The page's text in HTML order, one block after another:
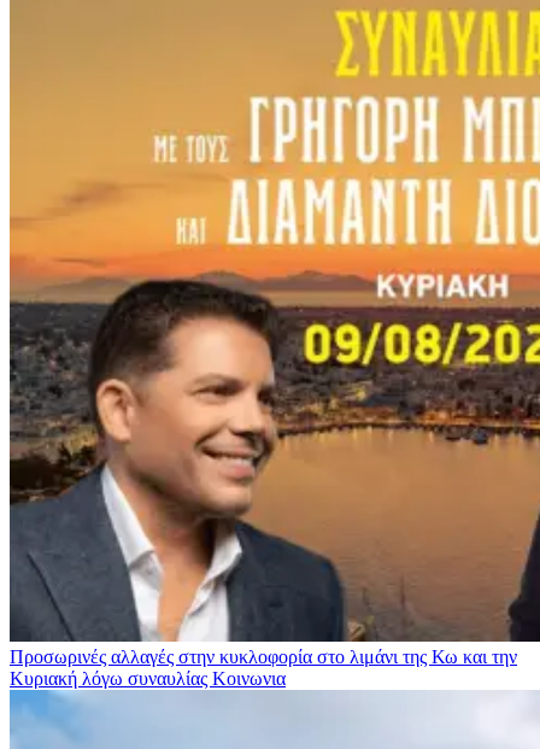
Προσωρινές αλλαγές στην κυκλοφορία στο λιμάνι της Κω και την
Κυριακή λόγω συναυλίας Κοινωνια